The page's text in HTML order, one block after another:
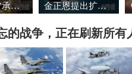
“志愿联盟”承诺向乌克兰提供安全保障 金正恩提出扩大导弹生产能力的必要性
的战争，正在刷新所有